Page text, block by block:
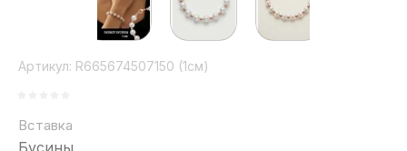
Артикул: R665674507150 (1см)
Вставка
Бусины